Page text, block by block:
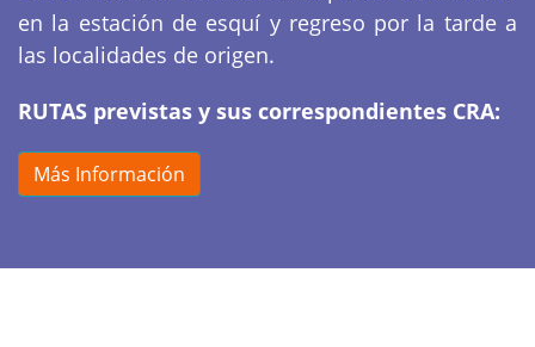
en la estación de esquí y regreso por la tarde a
las localidades de origen.
RUTAS previstas y sus correspondientes CRA:
Más Información